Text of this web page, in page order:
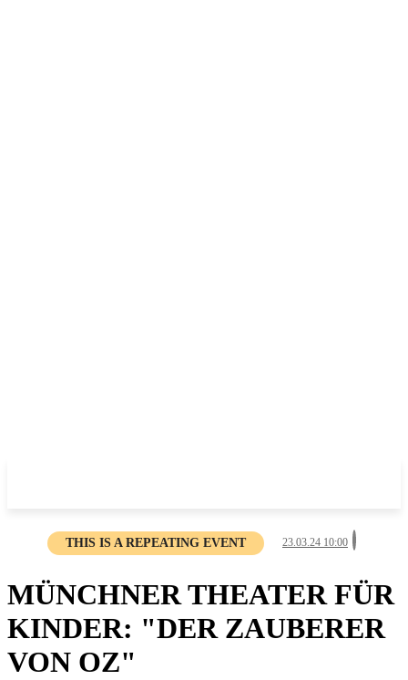
THIS IS A REPEATING EVENT 23.03.24 10:00
MÜNCHNER THEATER FÜR
KINDER: "DER ZAUBERER
VON OZ"